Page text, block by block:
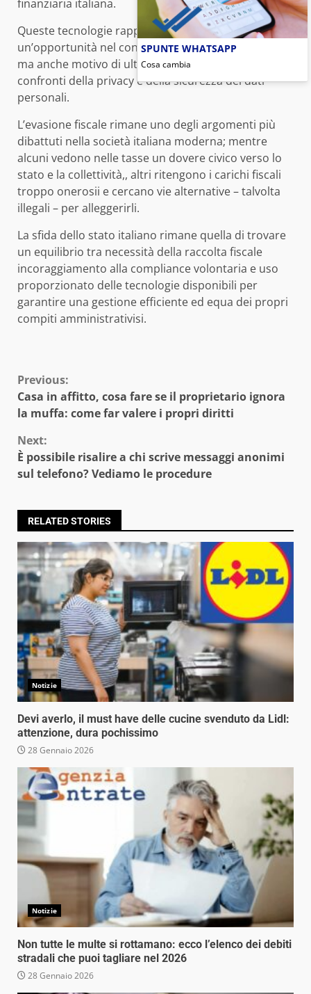
finanziaria italiana.
Queste tecnologie rappresentano sia una sfida sia
un’opportunità nel contrasto alla evasione fiscale
ma anche motivo di ulteriore attenzione nei
confronti della privacy e della sicurezza dei dati
personali.
L’evasione fiscale rimane uno degli argomenti più
dibattuti nella società italiana moderna; mentre
alcuni vedono nelle tasse un dovere civico verso lo
stato e la collettività,, altri ritengono i carichi fiscali
troppo onerosii e cercano vie alternative – talvolta
illegali – per alleggerirli.
La sfida dello stato italiano rimane quella di trovare
un equilibrio tra necessità della raccolta fiscale
incoraggiamento alla compliance volontaria e uso
proporzionato delle tecnologie disponibili per
garantire una gestione efficiente ed equa dei propri
compiti amministrativisi.
Continue
Reading
Previous:
Casa in affitto, cosa fare se il proprietario ignora
la muffa: come far valere i propri diritti
Next:
È possibile risalire a chi scrive messaggi anonimi
sul telefono? Vediamo le procedure
RELATED STORIES
Notizie
Devi averlo, il must have delle cucine svenduto da Lidl:
attenzione, dura pochissimo
28 Gennaio 2026
Notizie
Non tutte le multe si rottamano: ecco l’elenco dei debiti
stradali che puoi tagliare nel 2026
28 Gennaio 2026
SPUNTE WHATSAPP
Cosa cambia